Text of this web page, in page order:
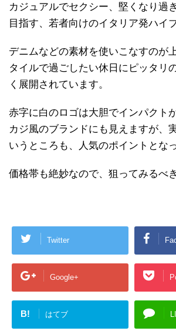
カジュアルでセクシー、堅くなり過
目指す、若者向けのイタリア発ハイ
デニムなどの素材を使いこなすのが
タイルで過ごしたい休日にピッタリ
く展開されています。
赤字に白のロゴは大胆でインパクト
カジ風のブランドにも見えますが、
いうところも、人気のポイントとな
価格帯も絶妙なので、狙ってみるべ
Twitter
Google+
B! はてブ